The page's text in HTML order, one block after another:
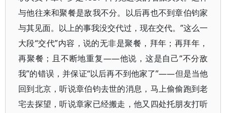
与他往来和聚餐是敌我不分。以后再也不到章伯钧家
与其见面。以上的事我没交代过，现在交代。”这么一
大段“交代”内容，说的无非是聚餐，拜年；再拜年，
再聚餐；且不断地重复——他说，这是自己“不分敌
我”的错误，并保证“以后再不到他家了”——但是当他
回到北京，听说章伯钧去世的消息，马上偷偷跑到老
宅去探望，听说章家已经搬走，他又四处托朋友打听